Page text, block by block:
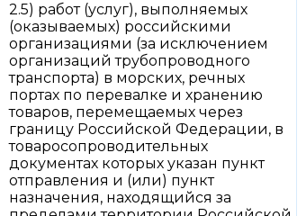
2.5) работ (услуг), выполняемых
(оказываемых) российскими
организациями (за исключением
организаций трубопроводного
транспорта) в морских, речных
портах по перевалке и хранению
товаров, перемещаемых через
границу Российской Федерации, в
товаросопроводительных
документах которых указан пункт
отправления и (или) пункт
назначения, находящийся за